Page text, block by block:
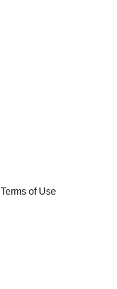
Terms of Use